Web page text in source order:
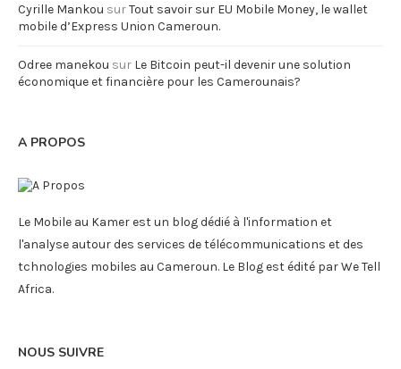
Cyrille Mankou surTout savoir sur EU Mobile Money, le wallet
mobile d’Express Union Cameroun.
Odree manekou sur Le Bitcoin peut-il devenir une solution
économique et financière pour les Camerounais?
A PROPOS
Le Mobile au Kamer est un blog dédié à l'information et
l'analyse autour des services de télécommunications et des
tchnologies mobiles au Cameroun. Le Blog est édité par We Tell
Africa.
NOUS SUIVRE